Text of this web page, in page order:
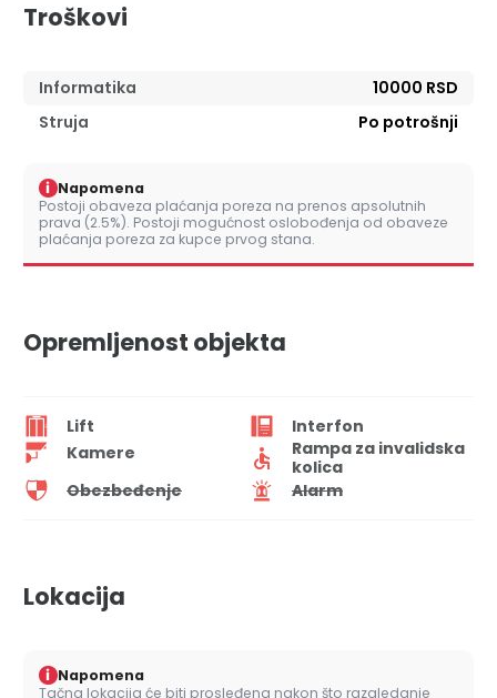
Troškovi
Informatika
10000 RSD
Struja
Po potrošnji
i Napomena
Postoji obaveza plaćanja poreza na prenos apsolutnih
prava (2.5%). Postoji mogućnost oslobođenja od obaveze
plaćanja poreza za kupce prvog stana.
Opremljenost objekta
Lift
Interfon
Kamere
Rampa za invalidska
kolica
Obezbeđenje
Alarm
Lokacija
i Napomena
Tačna lokacija će biti prosleđena nakon što razgledanje